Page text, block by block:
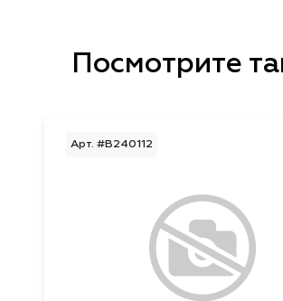
Посмотрите
Арт. #B240112